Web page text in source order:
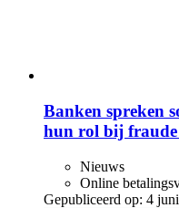
Banken spreken
hun rol bij
Nieuws
Online
Gepubliceerd op: 4